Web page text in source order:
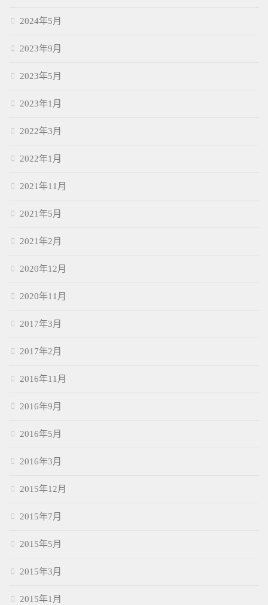
2024年5月
2023年9月
2023年5月
2023年1月
2022年3月
2022年1月
2021年11月
2021年5月
2021年2月
2020年12月
2020年11月
2017年3月
2017年2月
2016年11月
2016年9月
2016年5月
2016年3月
2015年12月
2015年7月
2015年5月
2015年3月
2015年1月